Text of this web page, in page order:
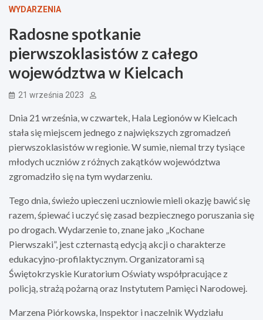
WYDARZENIA
Radosne spotkanie
pierwszoklasistów z całego
województwa w Kielcach
21 września 2023
Dnia 21 września, w czwartek, Hala Legionów w Kielcach
stała się miejscem jednego z największych zgromadzeń
pierwszoklasistów w regionie. W sumie, niemal trzy tysiące
młodych uczniów z różnych zakątków województwa
zgromadziło się na tym wydarzeniu.
Tego dnia, świeżo upieczeni uczniowie mieli okazję bawić się
razem, śpiewać i uczyć się zasad bezpiecznego poruszania się
po drogach. Wydarzenie to, znane jako „Kochane
Pierwszaki”, jest czternastą edycją akcji o charakterze
edukacyjno-profilaktycznym. Organizatorami są
Świętokrzyskie Kuratorium Oświaty współpracujące z
policją, strażą pożarną oraz Instytutem Pamięci Narodowej.
Marzena Piórkowska, Inspektor i naczelnik Wydziału